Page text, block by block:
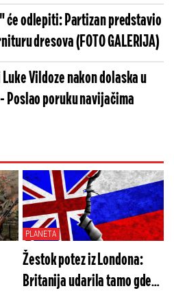
će odlepiti: Partizan predstavio
dresova (FOTO GALERIJA)
Vildoze nakon dolaska u
Poslao poruku navijačima
PLANETA
Žestok potez iz Londona:
Britanija udarila tamo gde